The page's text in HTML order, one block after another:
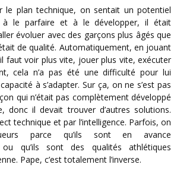
à le parfaire et à le développer, il était
évoluer avec des garçons plus âgés que
de qualité. Automatiquement, en jouant
faut voir plus vite, jouer plus vite, exécuter
cela n’a pas été une difficulté pour lui
à s’adapter. Sur ça, on ne s’est pas
qui n’était pas complètement développé
donc il devait trouver d’autres solutions.
technique et par l’intelligence. Parfois, on
parce qu’ils sont en avance
ou qu’ils sont des qualités athlétiques
Pape, c’est totalement l’inverse.